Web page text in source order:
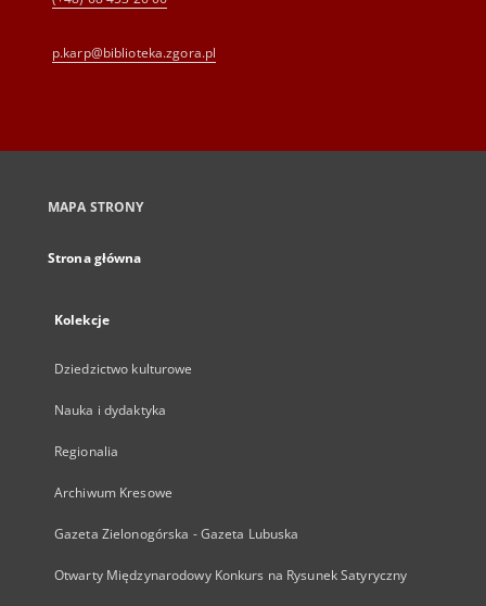
p.karp@biblioteka.zgora.pl
MAPA STRONY
Strona główna
Kolekcje
Dziedzictwo kulturowe
Nauka i dydaktyka
Regionalia
Archiwum Kresowe
Gazeta Zielonogórska - Gazeta Lubuska
Otwarty Międzynarodowy Konkurs na Rysunek Satyryczny